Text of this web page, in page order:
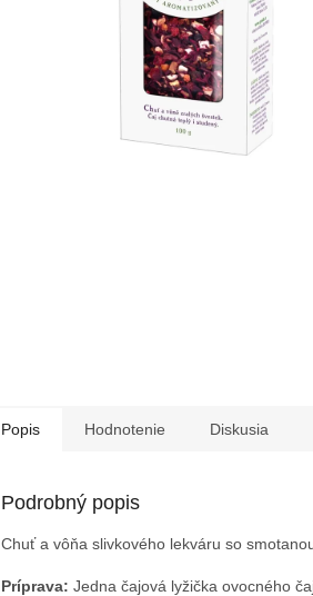
Popis Hodnotenie Diskusia
Podrobný popis
Chuť a vôňa slivkového lekváru so
Príprava: Jedna čajová lyžička ovocného